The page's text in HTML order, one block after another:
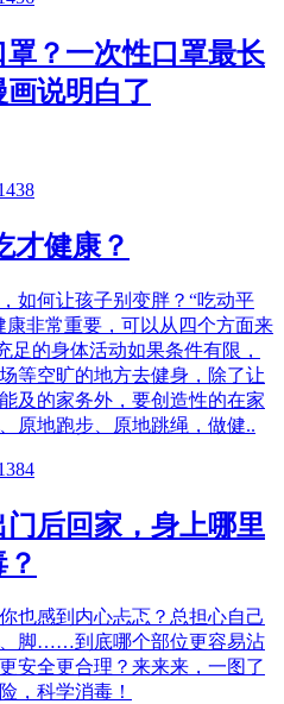
？一次性口罩最长
说明白了
才健康？
如何让孩子别变胖？“吃动平
康非常重要，可以从四个方面来
足的身体活动如果条件有限，
等空旷的地方去健身，除了让
及的家务外，要创造性的在家
原地跑步、原地跳绳，做健..
门后回家，身上哪里
也感到内心忐忑？总担心自己
脚……到底哪个部位更容易沾
安全更合理？来来来，一图了
，科学消毒！